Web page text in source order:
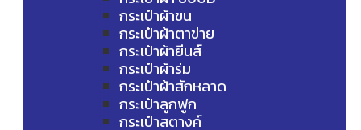
กระเป๋าผ้าขน
กระเป๋าผ้าตาข่าย
กระเป๋าผ้ายีนส์
กระเป๋าผ้าร่ม
กระเป๋าผ้าสักหลาด
กระเป๋าลูกฟูก
กระเป๋าสตางค์